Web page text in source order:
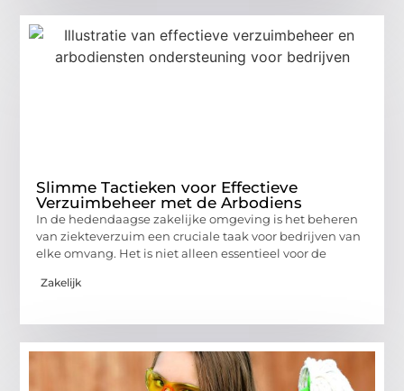
Slimme Tactieken voor Effectieve
Verzuimbeheer met de Arbodiens
In de hedendaagse zakelijke omgeving is het beheren
van ziekteverzuim een cruciale taak voor bedrijven van
elke omvang. Het is niet alleen essentieel voor de
Zakelijk